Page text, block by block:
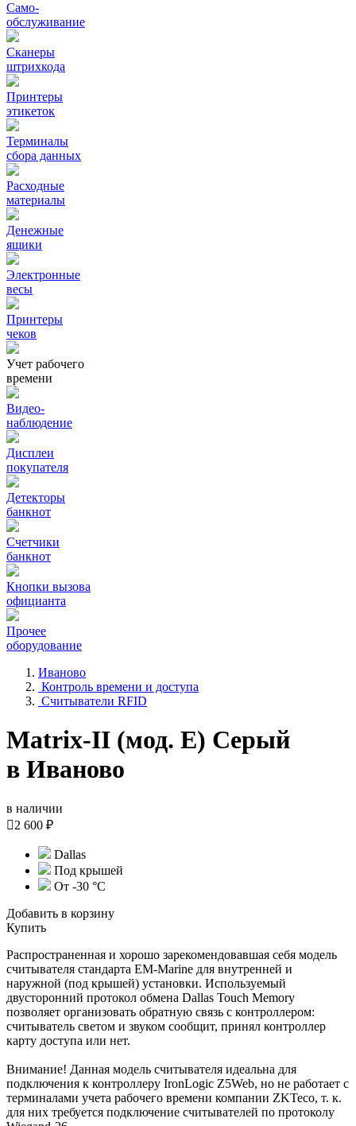
Само-
обслуживание
Сканеры
штрихкода
Принтеры
этикеток
Терминалы
сбора данных
Расходные
материалы
Денежные
ящики
Электронные
весы
Принтеры
чеков
Учет рабочего
времени
Видео‑
наблюдение
Дисплеи
покупателя
Детекторы
банкнот
Счетчики
банкнот
Кнопки вызова
официанта
Прочее
оборудование
Иваново
Контроль времени и доступа
Считыватели RFID
Matrix-II (мод. Е) Серый
в Иваново
в наличии
2 600 ₽
Dallas
Под крышей
От -30 °С
Добавить в корзину
Купить
Распространенная и хорошо зарекомендовавшая себя модель
считывателя стандарта EM-Marine для внутренней и
наружной (под крышей) установки. Используемый
двусторонний протокол обмена Dallas Touch Memory
позволяет организовать обратную связь с контроллером:
считыватель светом и звуком сообщит, принял контроллер
карту доступа или нет.
Внимание! Данная модель считывателя идеальна для
подключения к контроллеру IronLogic Z5Web, но не работает с
терминалами учета рабочего времени компании ZKTeco, т. к.
для них требуется подключение считывателей по протоколу